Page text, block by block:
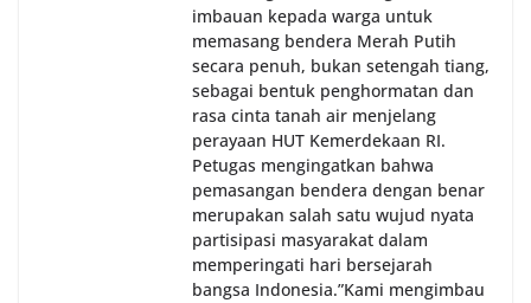
imbauan kepada warga untuk
memasang bendera Merah Putih
secara penuh, bukan setengah tiang,
sebagai bentuk penghormatan dan
rasa cinta tanah air menjelang
perayaan HUT Kemerdekaan RI.
Petugas mengingatkan bahwa
pemasangan bendera dengan benar
merupakan salah satu wujud nyata
partisipasi masyarakat dalam
memperingati hari bersejarah
bangsa Indonesia.‎‎”Kami mengimbau